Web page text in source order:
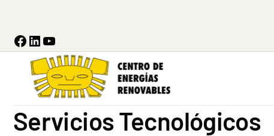
Servicios Tecnológicos